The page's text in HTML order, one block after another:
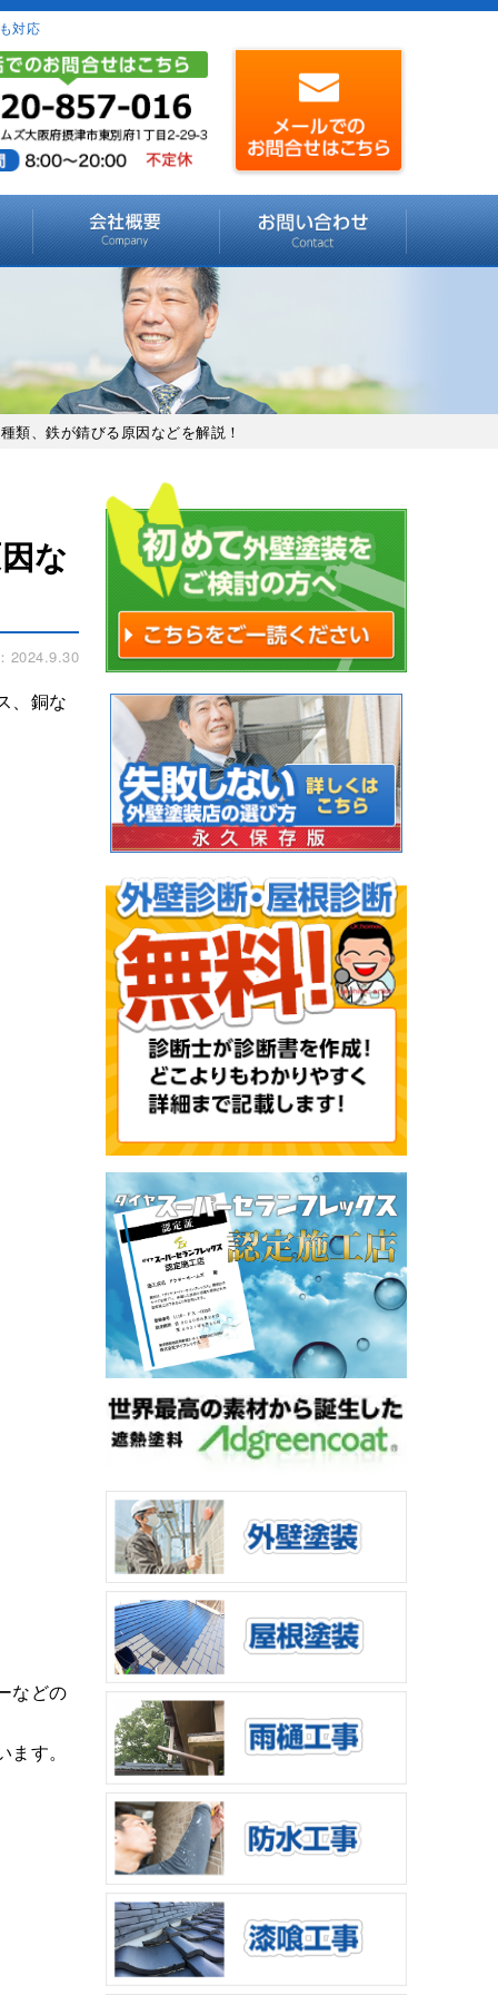
対応
類、鉄が錆びる原因などを解説！
な
2024.9.30
、銅な
などの
す。